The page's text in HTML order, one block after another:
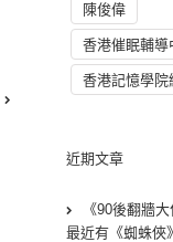
陳俊偉
香港催眠輔
香港記憶學院
近期文章
《90後翻牆
最近有《蜘蛛俠